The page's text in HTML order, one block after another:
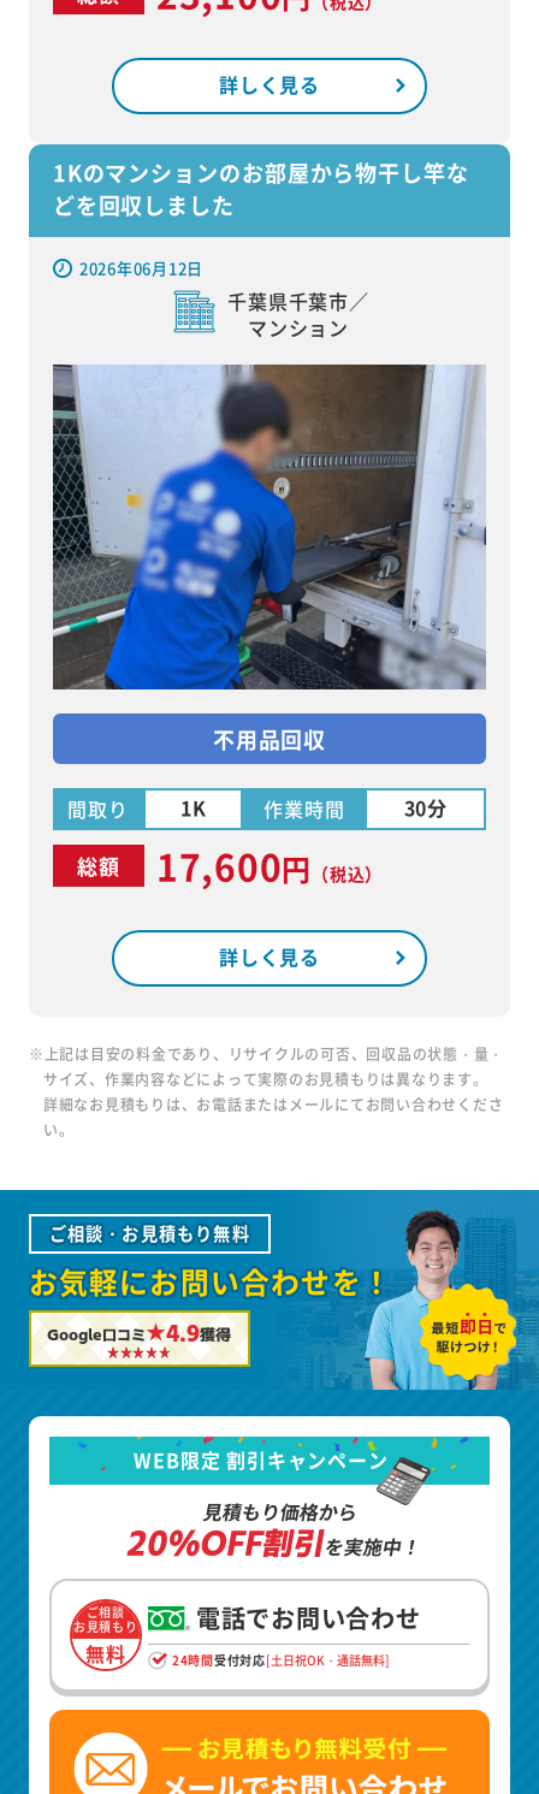
詳しく見る
1Kのマンションのお部屋から物干し竿な
どを回収しました
2026年06月12日
千葉県千葉市／
マンション
不用品回収
間取り 1K 作業時間 30分
総額 17,600円 （税込）
詳しく見る
※上記は目安の料金であり、リサイクルの可否、回収品の状態・量・
サイズ、作業内容などによって実際のお見積もりは異なります。
詳細なお見積もりは、お電話またはメールにてお問い合わせくださ
い。
ご相談・お見積もり無料
お気軽にお問い合わせを！
Google口コミ★4.9獲得
WEB限定 割引キャンペーン
見積もり価格から
20%OFF割引を実施中！
ご相談
お見積もり
無料
電話でお問い合わせ
24時間受付対応[土日祝OK・通話無料]